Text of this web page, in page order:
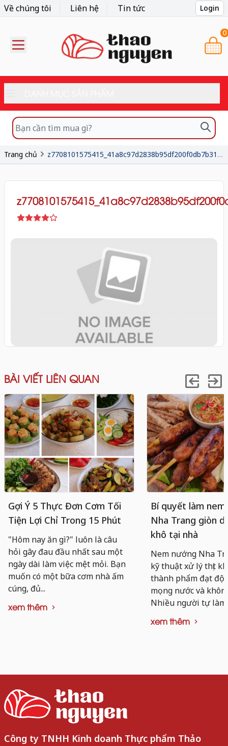
Về chúng tôi Liên hệ Tin tức Login
0
Trang chủ z7708101575415_41a8c97d2838b95df200f0db7b31d01e
BÀI VIẾT LIÊN QUAN
Gợi Ý 5 Thực Đơn Cơm Tối
Tiện Lợi Chỉ Trong 15 Phút
"Hôm nay ăn gì?" luôn là câu
hỏi gây đau đầu nhất sau một
ngày dài làm việc mệt mỏi. Bạn
muốn có một bữa cơm nhà ấm
cúng, đủ...
xem thêm
Bí quyết làm
Nha Trang giòn
khô tại nhà
Nem nướng Nha
kỹ thuật xử lý thịt
thành phẩm đạt độ
mọng nước và
Nhiều người tự
xem thêm
Công ty TNHH Kinh doanh Thực phẩm Thảo